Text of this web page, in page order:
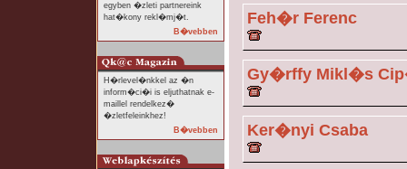
egyben �zleti partnereink
hat�kony rekl�mj�t.
B�vebben
H�rlevel�nkkel az �n
inform�ci�i is eljuthatnak e-
maillel rendelkez�
�zletfeleinkhez!
B�vebben
Feh�r Ferenc
Gy�rffy Mikl�s
Ker�nyi Csaba